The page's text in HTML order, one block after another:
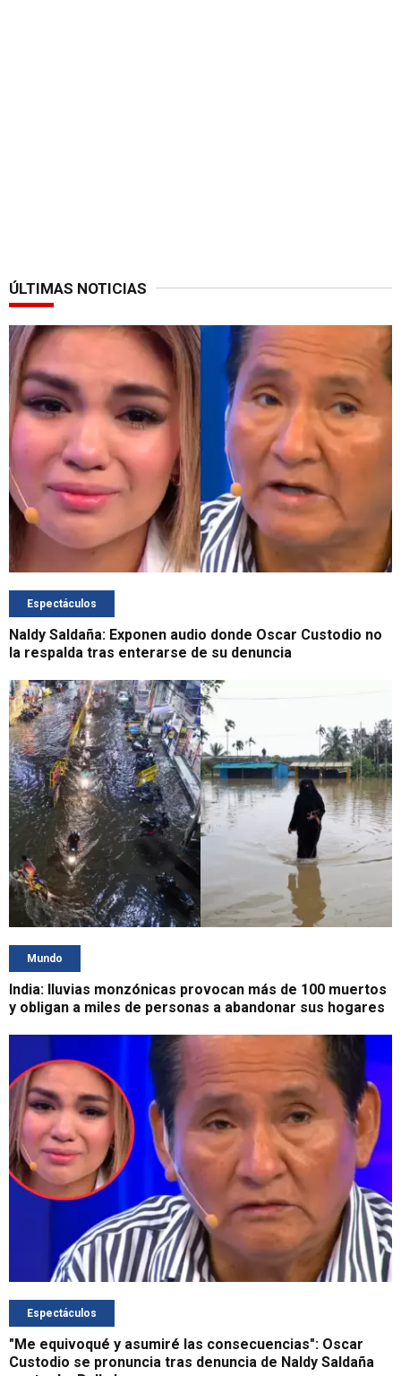
ÚLTIMAS NOTICIAS
Espectáculos
Naldy Saldaña: Exponen audio donde Oscar Custodio no
la respalda tras enterarse de su denuncia
Mundo
India: lluvias monzónicas provocan más de 100 muertos
y obligan a miles de personas a abandonar sus hogares
Espectáculos
"Me equivoqué y asumiré las consecuencias": Oscar
Custodio se pronuncia tras denuncia de Naldy Saldaña